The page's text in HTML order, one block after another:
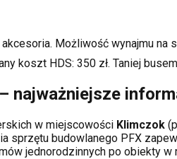
Możliwość wynajmu na
koszt HDS: 350 zł. Taniej
– najważniejsze
w miejscowości Klimczok
sprzętu budowlanego PFX
jednorodzinnych po obiekty w